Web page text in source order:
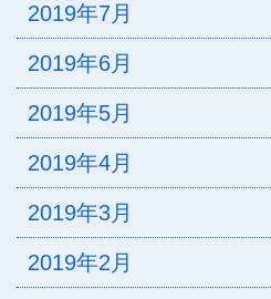
2019年7月
2019年6月
2019年5月
2019年4月
2019年3月
2019年2月